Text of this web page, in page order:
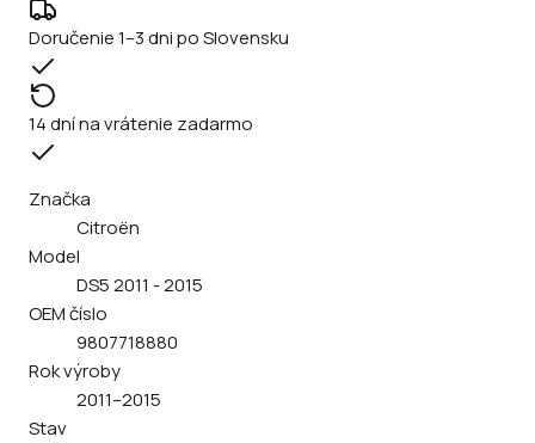
Doručenie 1–3 dni po Slovensku
14 dní na vrátenie zadarmo
Značka
Citroën
Model
DS5 2011 - 2015
OEM číslo
9807718880
Rok výroby
2011–2015
Stav